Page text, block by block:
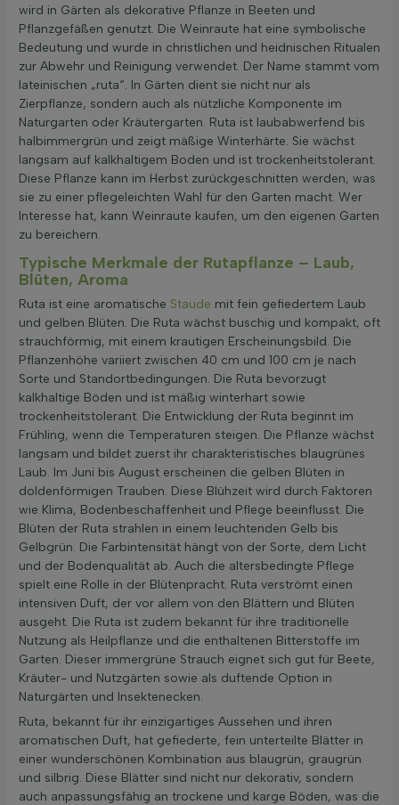
wird in Gärten als dekorative Pflanze in Beeten und
Pflanzgefäßen genutzt. Die Weinraute hat eine symbolische
Bedeutung und wurde in christlichen und heidnischen Ritualen
zur Abwehr und Reinigung verwendet. Der Name stammt vom
lateinischen „ruta“. In Gärten dient sie nicht nur als
Zierpflanze, sondern auch als nützliche Komponente im
Naturgarten oder Kräutergarten. Ruta ist laubabwerfend bis
halbimmergrün und zeigt mäßige Winterhärte. Sie wächst
langsam auf kalkhaltigem Boden und ist trockenheitstolerant.
Diese Pflanze kann im Herbst zurückgeschnitten werden, was
sie zu einer pflegeleichten Wahl für den Garten macht. Wer
Interesse hat, kann Weinraute kaufen, um den eigenen Garten
zu bereichern.
Typische Merkmale der Rutapflanze – Laub,
Blüten, Aroma
Ruta ist eine aromatische Staude mit fein gefiedertem Laub
und gelben Blüten. Die Ruta wächst buschig und kompakt, oft
strauchförmig, mit einem krautigen Erscheinungsbild. Die
Pflanzenhöhe variiert zwischen 40 cm und 100 cm je nach
Sorte und Standortbedingungen. Die Ruta bevorzugt
kalkhaltige Böden und ist mäßig winterhart sowie
trockenheitstolerant. Die Entwicklung der Ruta beginnt im
Frühling, wenn die Temperaturen steigen. Die Pflanze wächst
langsam und bildet zuerst ihr charakteristisches blaugrünes
Laub. Im Juni bis August erscheinen die gelben Blüten in
doldenförmigen Trauben. Diese Blühzeit wird durch Faktoren
wie Klima, Bodenbeschaffenheit und Pflege beeinflusst. Die
Blüten der Ruta strahlen in einem leuchtenden Gelb bis
Gelbgrün. Die Farbintensität hängt von der Sorte, dem Licht
und der Bodenqualität ab. Auch die altersbedingte Pflege
spielt eine Rolle in der Blütenpracht. Ruta verströmt einen
intensiven Duft, der vor allem von den Blättern und Blüten
ausgeht. Die Ruta ist zudem bekannt für ihre traditionelle
Nutzung als Heilpflanze und die enthaltenen Bitterstoffe im
Garten. Dieser immergrüne Strauch eignet sich gut für Beete,
Kräuter- und Nutzgärten sowie als duftende Option in
Naturgärten und Insektenecken.
Ruta, bekannt für ihr einzigartiges Aussehen und ihren
aromatischen Duft, hat gefiederte, fein unterteilte Blätter in
einer wunderschönen Kombination aus blaugrün, graugrün
und silbrig. Diese Blätter sind nicht nur dekorativ, sondern
auch anpassungsfähig an trockene und karge Böden, was die